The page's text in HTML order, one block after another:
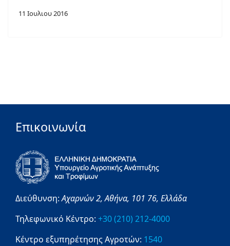
11 Ιουλιου 2016
Επικοινωνία
Διεύθυνση:Αχαρνών 2,Αθήνα, 101 76, Ελλάδα
Τηλεφωνικό Κέντρο: +30 (210) 212-4000
Κέντρο εξυπηρέτησης Αγροτών: 1540